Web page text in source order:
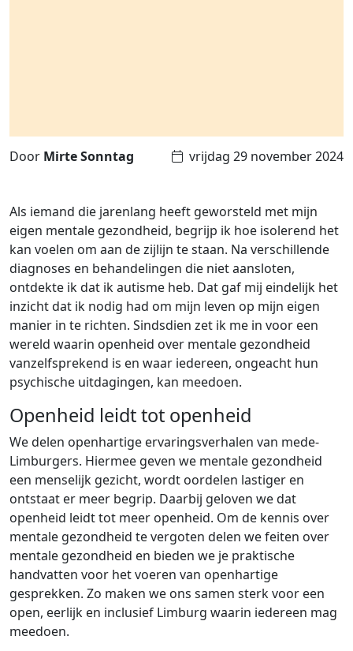
Door Mirte Sonntag vrijdag 29 november 2024
Als iemand die jarenlang heeft geworsteld met mijn
eigen mentale gezondheid, begrijp ik hoe isolerend het
kan voelen om aan de zijlijn te staan. Na verschillende
diagnoses en behandelingen die niet aansloten,
ontdekte ik dat ik autisme heb. Dat gaf mij eindelijk het
inzicht dat ik nodig had om mijn leven op mijn eigen
manier in te richten. Sindsdien zet ik me in voor een
wereld waarin openheid over mentale gezondheid
vanzelfsprekend is en waar iedereen, ongeacht hun
psychische uitdagingen, kan meedoen.
Openheid leidt tot openheid
We delen openhartige ervaringsverhalen van mede-
Limburgers. Hiermee geven we mentale gezondheid
een menselijk gezicht, wordt oordelen lastiger en
ontstaat er meer begrip. Daarbij geloven we dat
openheid leidt tot meer openheid. Om de kennis over
mentale gezondheid te vergoten delen we feiten over
mentale gezondheid en bieden we je praktische
handvatten voor het voeren van openhartige
gesprekken. Zo maken we ons samen sterk voor een
open, eerlijk en inclusief Limburg waarin iedereen mag
meedoen.